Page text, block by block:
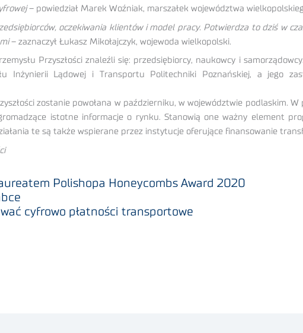
– powiedział Marek Woźniak, marszałek województwa
oczekiwania klientów i model pracy. Potwierdza to dziś w
– zaznaczył Łukasz Mikołajczyk, wojewoda wielkopolski.
Przyszłości znaleźli się: przedsiębiorcy, naukowcy i
Inżynierii Lądowej i Transportu Politechniki Poznańskiej, a jego
zostanie powołana w październiku, w województwie podlaskim.
istotne informacje o rynku. Stanowią one ważny element
te są także wspierane przez instytucje oferujące finansowanie
Polishopa Honeycombs Award 2020
cyfrowo płatności transportowe